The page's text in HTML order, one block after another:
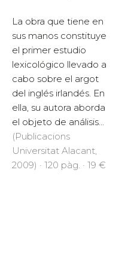
La obra que tiene en
sus manos constituye
el primer estudio
lexicológico llevado a
cabo sobre el argot
del inglés irlandés. En
ella, su autora aborda
el objeto de análisis...
(Publicacions
Universitat Alacant,
2009) · 120 pàg. · 19 €